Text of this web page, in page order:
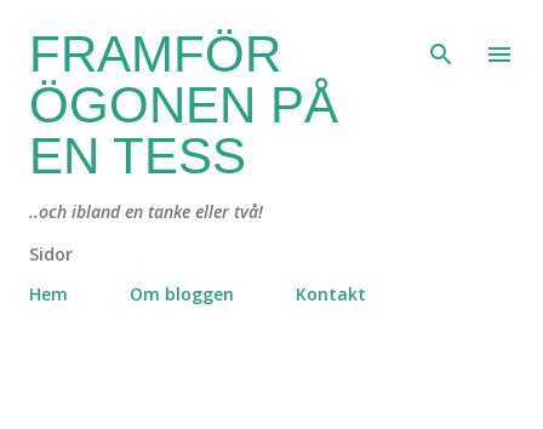
Fortsätt till huvudinnehåll
FRAMFÖR
ÖGONEN PÅ
EN TESS
..och ibland en tanke eller två!
Sidor
Hem
Om bloggen Kontakt